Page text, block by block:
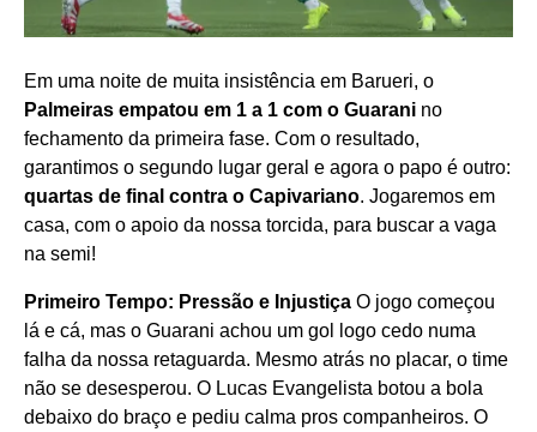
Em uma noite de muita insistência em Barueri, o
Palmeiras empatou em 1 a 1 com o Guarani no
fechamento da primeira fase. Com o resultado,
garantimos o segundo lugar geral e agora o papo é outro:
quartas de final contra o Capivariano. Jogaremos em
casa, com o apoio da nossa torcida, para buscar a vaga
na semi!
Primeiro Tempo: Pressão e Injustiça O jogo começou
lá e cá, mas o Guarani achou um gol logo cedo numa
falha da nossa retaguarda. Mesmo atrás no placar, o time
não se desesperou. O Lucas Evangelista botou a bola
debaixo do braço e pediu calma pros companheiros. O